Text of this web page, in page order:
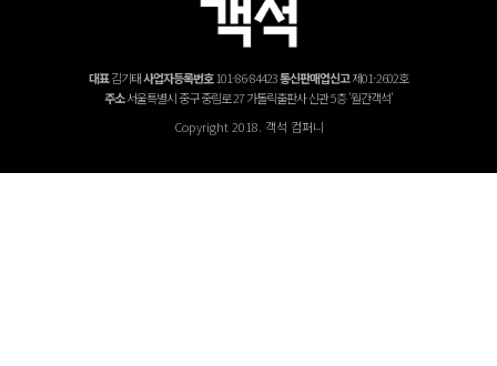
대표김기태사업자등록번호101-86-84423통신판매업신고제01-2602호
주소서울특별시 중구 중림로 27 가톨릭출판사 신관 5층 '월간객석'
Copyright 2018. 객석 컴퍼니